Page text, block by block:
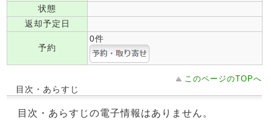
状態
返却予定日
予約
0件
このページのTOPへ
目次・あらすじ
目次・あらすじの電子情報はありません。